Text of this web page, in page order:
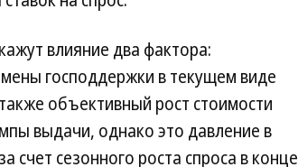
влияние два фактора:
господдержки в текущем виде
объективный рост стоимости
выдачи, однако это давление в
сезонного роста спроса в конце